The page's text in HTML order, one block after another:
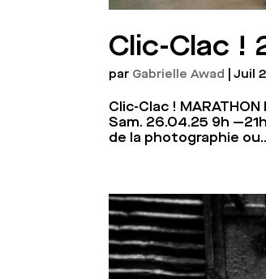
Clic-Clac !
par Gabrielle Awad |Juil
Clic-Clac !
Sam. 26.04.25 9h
de la photographie